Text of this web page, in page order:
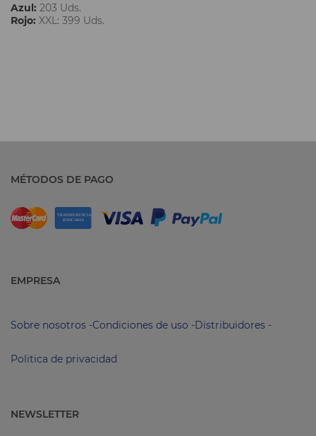
Azul: 203 Uds.
Rojo: XXL: 399 Uds.
MÉTODOS DE PAGO
EMPRESA
Sobre nosotros -Condiciones de uso -Distribuidores -
Politica de privacidad
NEWSLETTER